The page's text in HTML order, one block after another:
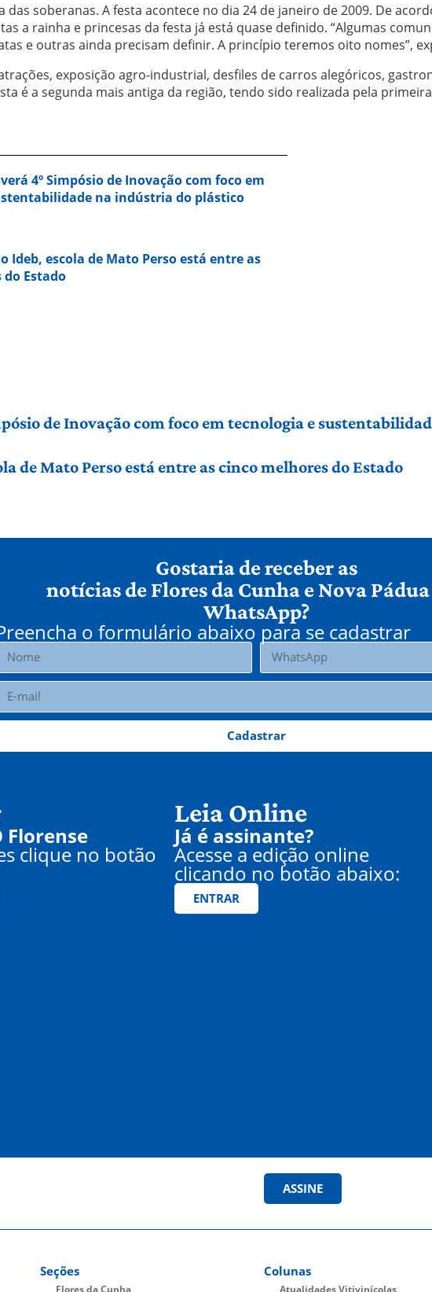
das soberanas. A festa acontece no dia 24 de janeiro de 2009. De
a rainha e princesas da festa já está quase definido. “Algumas
e outras ainda precisam definir. A princípio teremos oito nomes”,
exposição agro-industrial, desfiles de carros alegóricos,
é a segunda mais antiga da região, tendo sido realizada pela
4º Simpósio de Inovação com foco em
na indústria do plástico
Ideb, escola de Mato Perso está entre as
Estado
de Inovação com foco em tecnologia e
de Mato Perso está entre as cinco melhores do Estado
Gostaria de receber as
notícias de Flores da Cunha e Nova
WhatsApp?
o formulário abaixo para se cadastrar
Cadastrar
Florense
clique no botão
Leia Online
Já é assinante?
Acesse a edição online
clicando no botão abaixo:
ENTRAR
ASSINE
Seções
Flores da Cunha
Colunas
Atualidades Vitivinícolas